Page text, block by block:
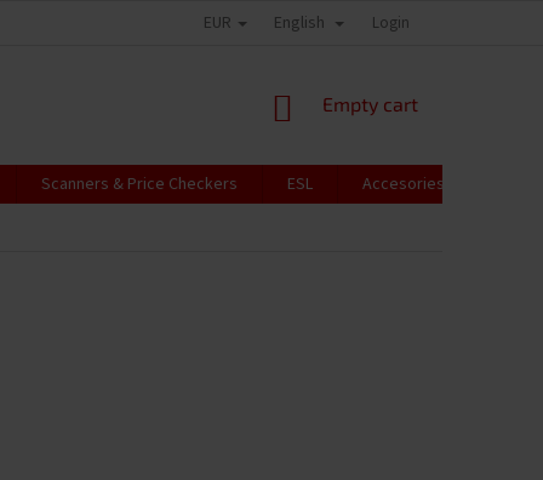
EUR English Login
SHOPPING
Empty cart
Scanners & Price Checkers ESL Accesories